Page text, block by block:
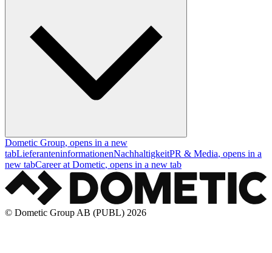
Dometic Group, opens in a new
tabLieferanteninformationenNachhaltigkeitPR & Media, opens in a
new tabCareer at Dometic, opens in a new tab
© Dometic Group AB (PUBL) 2026